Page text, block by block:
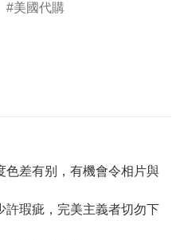
美國代購
差有别，有機會令相片與
瑕疵，完美主義者切勿下